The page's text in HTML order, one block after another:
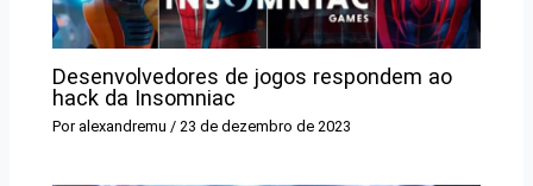
Desenvolvedores de jogos respondem ao
hack da Insomniac
Por alexandremu/23 de dezembro de 2023